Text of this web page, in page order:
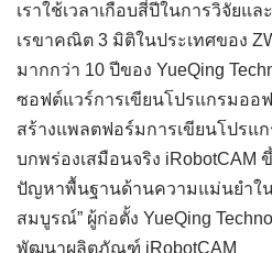
เราใช้เวลาเกือบสี่ปีในการวิจัยแ
เรขาคณิต 3 มิติในประเทศของ
มากกว่า 10 ปีของ YueQing
ซอฟต์แวร์การเขียนโปรแกรมออ
สร้างแพลตฟอร์มการเขียนโปรแ
บกพร่องเสมือนจริง iRobotCAM
ปัญหาพื้นฐานด้านความแม่นยำใ
สมบูรณ์” ผู้ก่อตั้ง YueQing
พัฒนาผลิตภัณฑ์ iRobotCAM